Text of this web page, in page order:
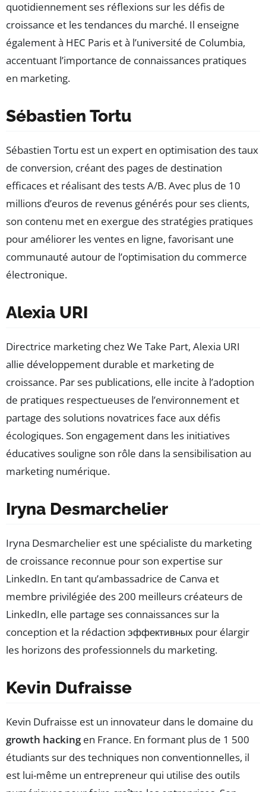
quotidiennement ses réflexions sur les défis de
croissance et les tendances du marché. Il enseigne
également à HEC Paris et à l’université de Columbia,
accentuant l’importance de connaissances pratiques
en marketing.
Sébastien Tortu
Sébastien Tortu est un expert en optimisation des taux
de conversion, créant des pages de destination
efficaces et réalisant des tests A/B. Avec plus de 10
millions d’euros de revenus générés pour ses clients,
son contenu met en exergue des stratégies pratiques
pour améliorer les ventes en ligne, favorisant une
communauté autour de l’optimisation du commerce
électronique.
Alexia URI
Directrice marketing chez We Take Part, Alexia URI
allie développement durable et marketing de
croissance. Par ses publications, elle incite à l’adoption
de pratiques respectueuses de l’environnement et
partage des solutions novatrices face aux défis
écologiques. Son engagement dans les initiatives
éducatives souligne son rôle dans la sensibilisation au
marketing numérique.
Iryna Desmarchelier
Iryna Desmarchelier est une spécialiste du marketing
de croissance reconnue pour son expertise sur
LinkedIn. En tant qu’ambassadrice de Canva et
membre privilégiée des 200 meilleurs créateurs de
LinkedIn, elle partage ses connaissances sur la
conception et la rédaction эффективных pour élargir
les horizons des professionnels du marketing.
Kevin Dufraisse
Kevin Dufraisse est un innovateur dans le domaine du
growth hackingen France. En formant plus de 1 500
étudiants sur des techniques non conventionnelles, il
est lui-même un entrepreneur qui utilise des outils